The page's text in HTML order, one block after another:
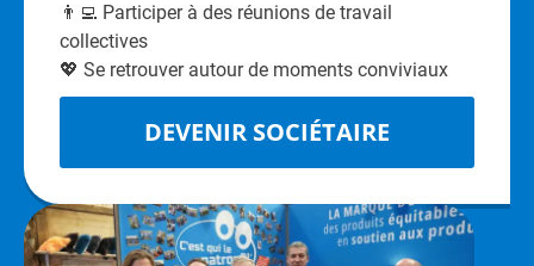
👨‍💻 Participer à des réunions de travail
collectives
💖 Se retrouver autour de moments conviviaux
DEVENIR SOCIÉTAIRE